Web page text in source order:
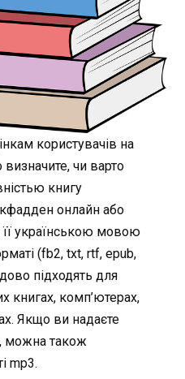
користувачів на
чи варто
книгу
онлайн або
її українською мовою
(fb2, txt, rtf, epub,
підходять для
книгах, комп’ютерах,
Якщо ви надаєте
можна також
mp3.